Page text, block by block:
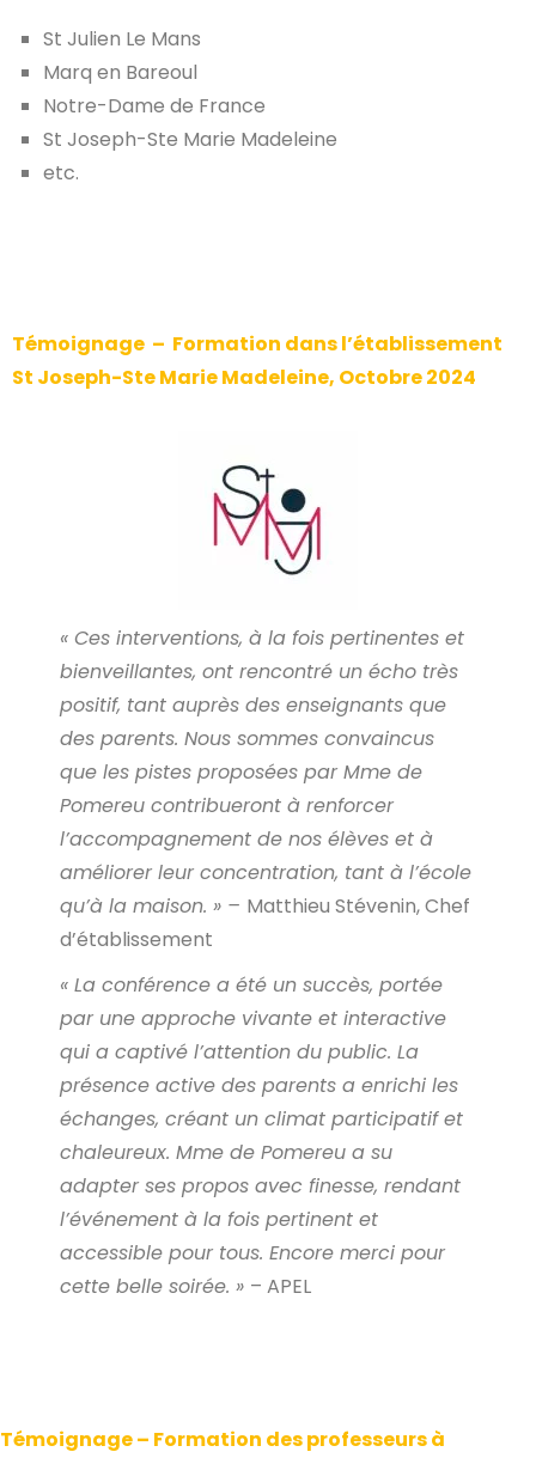
St Julien Le Mans
Marq en Bareoul
Notre-Dame de France
St Joseph-Ste Marie Madeleine
etc.
Témoignage – Formation dans l’établissement
St Joseph-Ste Marie Madeleine, Octobre 2024
« Ces interventions, à la fois pertinentes et
bienveillantes, ont rencontré un écho très
positif, tant auprès des enseignants que
des parents. Nous sommes convaincus
que les pistes proposées par Mme de
Pomereu contribueront à renforcer
l’accompagnement de nos élèves et à
améliorer leur concentration, tant à l’école
qu’à la maison. » – Matthieu Stévenin, Chef
d’établissement
« La conférence a été un succès, portée
par une approche vivante et interactive
qui a captivé l’attention du public. La
présence active des parents a enrichi les
échanges, créant un climat participatif et
chaleureux. Mme de Pomereu a su
adapter ses propos avec finesse, rendant
l’événement à la fois pertinent et
accessible pour tous. Encore merci pour
cette belle soirée. » – APEL
Témoignage – Formation des professeurs à